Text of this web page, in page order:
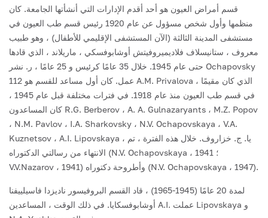
قسم أمراض العيون هو أحد أقدم الإدارات التي أنشأتها الجامعة. كان
منظمها وأول شخص مسؤول عن عام 1920 رئيس قسم طب العيون في
مستشفى المدينة الثالثة (الآن المستشفى الإقليمي للأطفال) ، وهو طبيب
معروف ، ستانيسلاف فلاديميروفيتش أوشابوفسكي ، ماريلاند ، الذي قادها
حتى عام 1945. خلال 35 عامًا كرئيس و 25 عامًا ، ر. نشر Ochapovsky
112 عمل. كان أول مساعد للقسم هو A.M. Privalova ، الذي كان مقيمًا
في قسم طب العيون منذ عام 1918. في فترات مختلفة قبل عام 1945 ،
كان المساعدون R.G. Berberov ، A. A. Gulnazaryants ، M.Z. Popov
، N.M. Pavlov ، I.A. Sharkovsky ، N.V. Ochapovskaya ، V.A.
Kuznetsov ، A.I. Lipovskaya ، يا. ج. خزاروف. خلال هذه الفترة ، تم
الانتهاء من رسالتي الدكتوراه (N.V. Ochapovskaya ، 1941 ؛
V.V.Nazarov ، 1941) وأطروحة دكتوراه (N.V. Ochapovskaya ، 1947).
لمدة 20 عامًا (1945-1965) ، قاد القسم البروفيسور ناديزدا فاسيلييفنا
أوشابوفسكايا. في ذلك الوقت ، المساعدين A.I. عملت Lipovskaya و